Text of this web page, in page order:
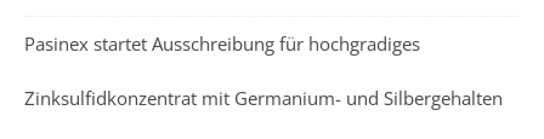
Pasinex startet Ausschreibung für hochgradiges
Zinksulfidkonzentrat mit Germanium- und Silbergehalten